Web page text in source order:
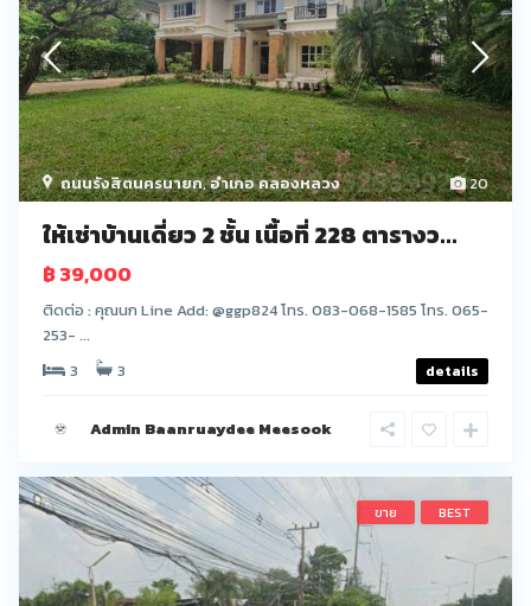
20
ถนนรังสิตนครนายก,อำเภอ คลองหลวง
ให้เช่าบ้านเดี่ยว 2 ชั้น เนื้อที่ 228 ตารางว...
฿ 39,000
ติดต่อ : คุณนก Line Add: @ggp824 โทร. 083-068-1585 โทร. 065-
253- ...
3
3 details
Admin Baanruaydee Meesook
ขาย BEST